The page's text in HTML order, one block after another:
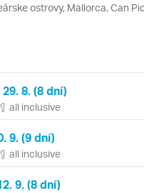
ostrovy, Mallorca, Can
8. (8 dní)
all inclusive
9. (9 dní)
all inclusive
9. (8 dní)